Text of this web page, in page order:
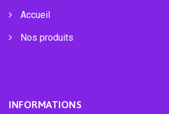
Accueil
Nos produits
INFORMATIONS